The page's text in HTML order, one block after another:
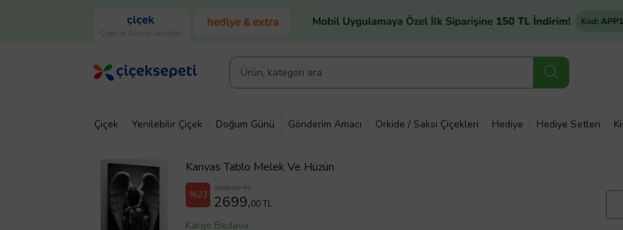
Çiçek ve Gurme Lezzetler
Çiçek Yenilebilir Çiçek Doğum Günü Gönderim Amacı Orkide / Saksı Çiçekleri Hediye Hediye Setleri
Kanvas Tablo Melek Ve Hüzün
%23
3500,00 TL
2699,00 TL
Kargo Bedava